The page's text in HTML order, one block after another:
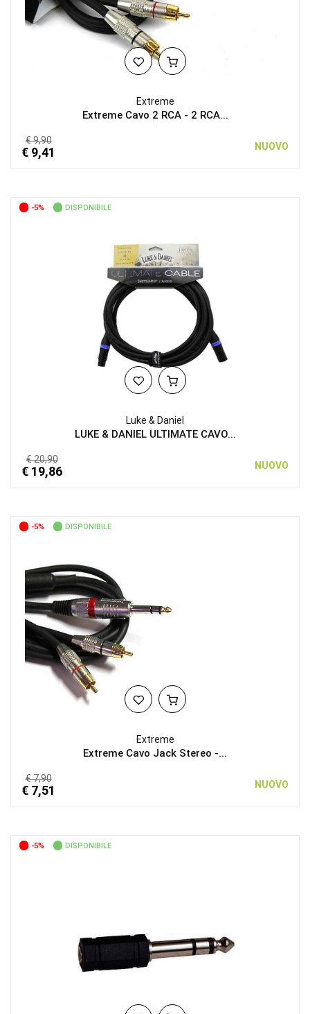
Extreme
Extreme Cavo 2 RCA - 2 RCA...
€ 9,90
€ 9,41 NUOVO
-5% DISPONIBILE
Luke & Daniel
LUKE & DANIEL ULTIMATE CAVO...
€ 20,90
€ 19,86 NUOVO
-5% DISPONIBILE
Extreme
Extreme Cavo Jack Stereo -...
€ 7,90
€ 7,51 NUOVO
-5% DISPONIBILE